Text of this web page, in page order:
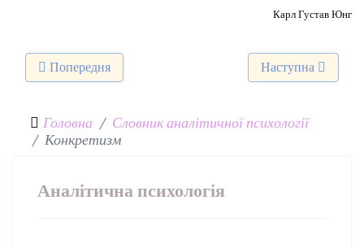
Карл Густав Юнг
Попередня стаття: Трансцендентна функція
Попередня Наступна стаття:
Наступна
Головна
Словник аналітичної психології
Конкретизм
Аналітична психологія